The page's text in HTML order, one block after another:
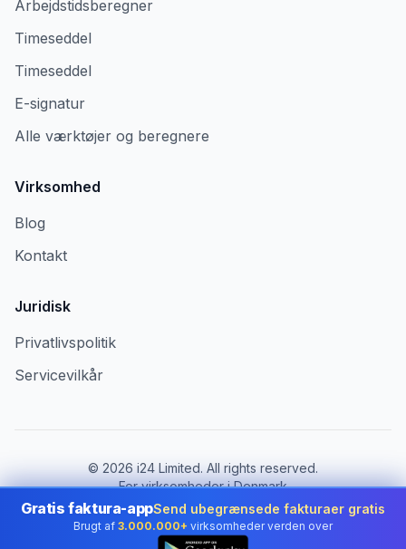
Arbejdstidsberegner
Timeseddel
Timeseddel
E-signatur
Alle værktøjer og beregnere
Virksomhed
Blog
Kontakt
Juridisk
Privatlivspolitik
Servicevilkår
© 2026 i24 Limited. All rights reserved.
For virksomheder i Denmark
Skift land:
Denmark
Gratis faktura-appSend ubegrænsede fakturaer gratis
Brugt af 3.000.000+ virksomheder verden over